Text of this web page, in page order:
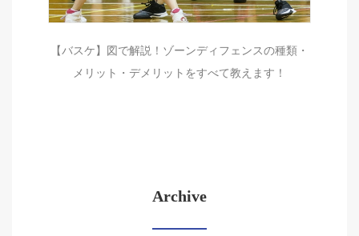
【バスケ】図で解説！ゾーンディフェンスの種類・
メリット・デメリットをすべて教えます！
Archive